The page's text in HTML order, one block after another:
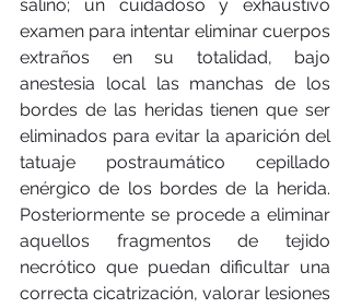
salino; un cuidadoso y exhaustivo
examen para intentar eliminar cuerpos
extraños en su totalidad, bajo
anestesia local las manchas de los
bordes de las heridas tienen que ser
eliminados para evitar la aparición del
tatuaje postraumático cepillado
enérgico de los bordes de la herida.
Posteriormente se procede a eliminar
aquellos fragmentos de tejido
necrótico que puedan dificultar una
correcta cicatrización, valorar lesiones